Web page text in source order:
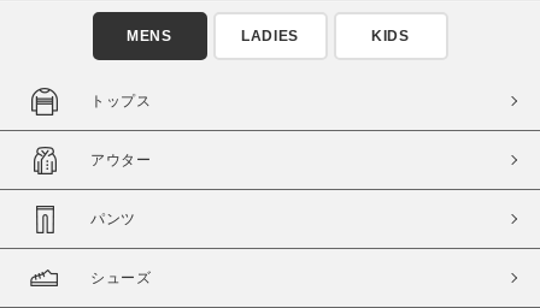
通常商品
セール価格 WEB限定
在庫
在庫あり
MENS LADIES KIDS
トップス
アウター
パンツ
シューズ